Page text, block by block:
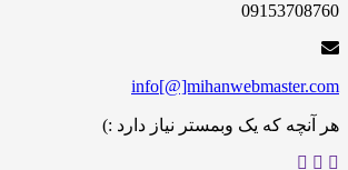
که یک وبمستر نیاز دارد :)